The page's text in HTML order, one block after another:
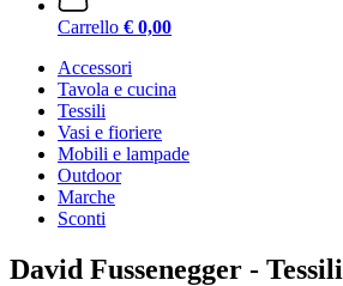
Carrello € 0,00
Accessori
Tavola e cucina
Tessili
Vasi e fioriere
Mobili e lampade
Outdoor
Marche
Sconti
David Fussenegger - Tessili